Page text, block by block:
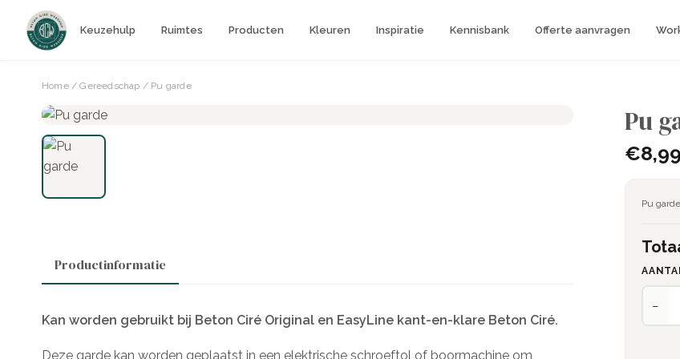
Keuzehulp Ruimtes Producten Kleuren Inspiratie Kennisbank Offerte aanvragen
Home/Gereedschap / Pu garde
Productinformatie
Kan worden gebruikt bij Beton Ciré Original en EasyLine kant-en-klare Beton Ciré.
Deze garde kan worden geplaatst in een elektrische schroeftol of boormachine om
Pu
€8,99
Pu garde
−